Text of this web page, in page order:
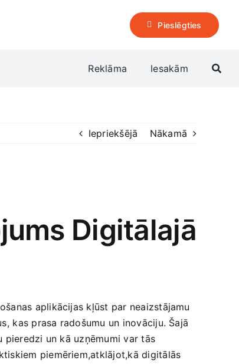
Pieslēgties
Reklāma Iesakām
Iepriekšējā Nākamā
Digitālajā
aplikācijas kļūst par neaizstājamu
kas prasa radošumu un inovāciju. Šajā
un kā uzņēmumi var tās
piemēriem,atklājot,kā digitālās